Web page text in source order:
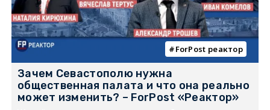
ForPost реактор
Зачем Севастополю нужна
общественная палата и что она реально
может изменить? – ForPost «Реактор»